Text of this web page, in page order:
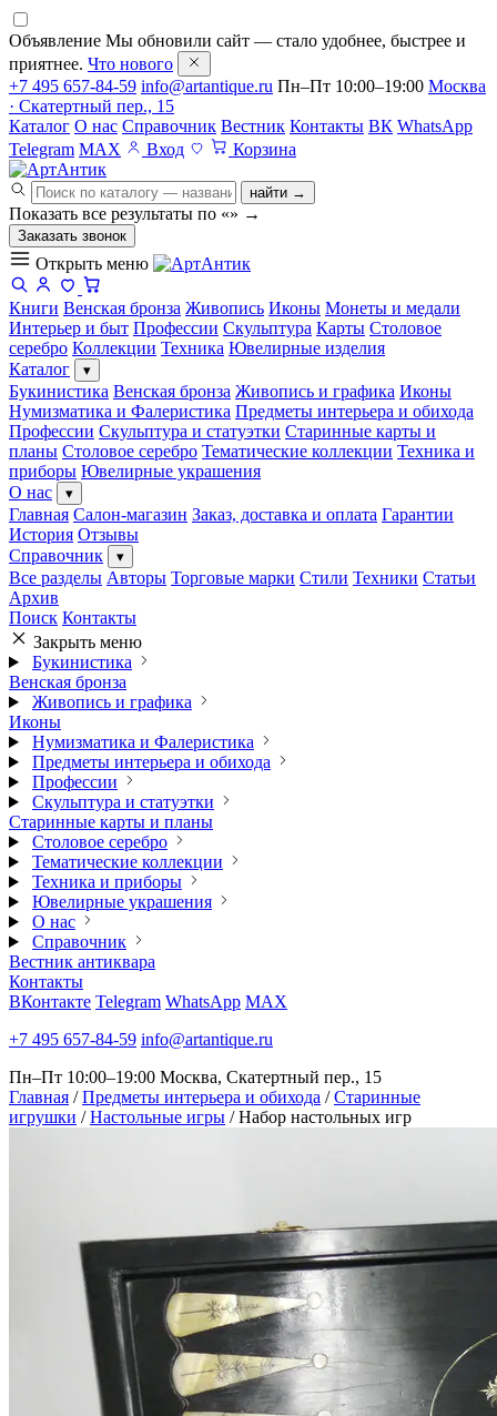
Объявление Мы обновили сайт — стало удобнее, быстрее и
приятнее. Что нового
+7 495 657-84-59 info@artantique.ru Пн–Пт 10:00–19:00 Москва
· Скатертный пер., 15
Каталог О нас Справочник Вестник Контакты ВК WhatsApp
Telegram MAX Вход Корзина
найти →
Показать все результаты по «» →
Заказать звонок
Открыть меню
Книги Венская бронза Живопись Иконы Монеты и медали
Интерьер и быт Профессии Скульптура Карты Столовое
серебро Коллекции Техника Ювелирные изделия
Каталог
▾
Букинистика Венская бронза Живопись и графика Иконы
Нумизматика и Фалеристика Предметы интерьера и обихода
Профессии Скульптура и статуэтки Старинные карты и
планы Столовое серебро Тематические коллекции Техника и
приборы Ювелирные украшения
О нас
▾
Главная Салон-магазин Заказ, доставка и оплата Гарантии
История Отзывы
Справочник
▾
Все разделы Авторы Торговые марки Стили Техники Статьи
Архив
Поиск Контакты
Закрыть меню
Букинистика
Венская бронза
Живопись и графика
Иконы
Нумизматика и Фалеристика
Предметы интерьера и обихода
Профессии
Скульптура и статуэтки
Старинные карты и планы
Столовое серебро
Тематические коллекции
Техника и приборы
Ювелирные украшения
О нас
Справочник
Вестник антиквара
Контакты
ВКонтакте Telegram WhatsApp MAX
+7 495 657-84-59 info@artantique.ru
Пн–Пт 10:00–19:00 Москва, Скатертный пер., 15
Главная / Предметы интерьера и обихода / Старинные
игрушки / Настольные игры / Набор настольных игр